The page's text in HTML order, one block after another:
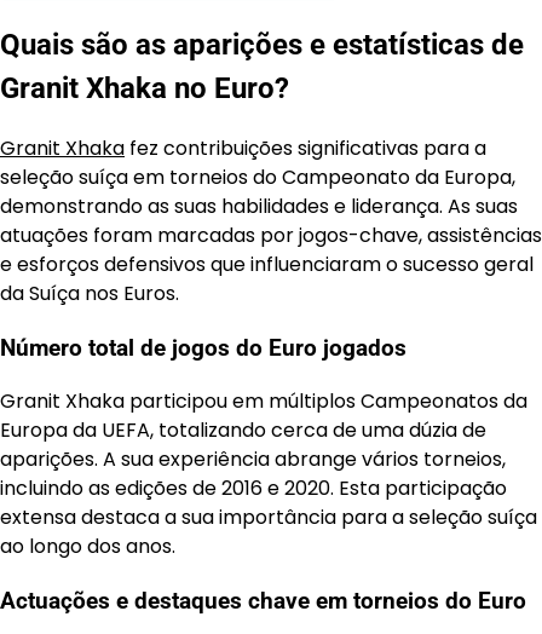
Quais são as aparições e estatísticas de
Granit Xhaka no Euro?
Granit Xhaka fez contribuições significativas para a
seleção suíça em torneios do Campeonato da Europa,
demonstrando as suas habilidades e liderança. As suas
atuações foram marcadas por jogos-chave, assistências
e esforços defensivos que influenciaram o sucesso geral
da Suíça nos Euros.
Número total de jogos do Euro jogados
Granit Xhaka participou em múltiplos Campeonatos da
Europa da UEFA, totalizando cerca de uma dúzia de
aparições. A sua experiência abrange vários torneios,
incluindo as edições de 2016 e 2020. Esta participação
extensa destaca a sua importância para a seleção suíça
ao longo dos anos.
Actuações e destaques chave em torneios do Euro